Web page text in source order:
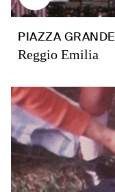
PIAZZA GRANDE
Reggio Emilia